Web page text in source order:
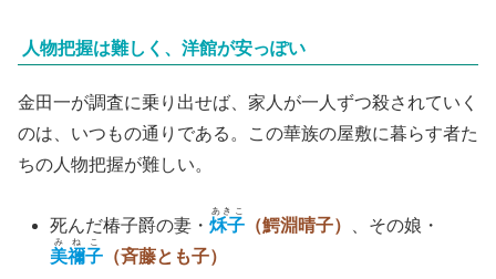
人物把握は難しく、洋館が安っぽい
金田一が調査に乗り出せば、家人が一人ずつ殺されていく
のは、いつもの通りである。この華族の屋敷に暮らす者た
ちの人物把握が難しい。
死んだ椿子爵の妻・秌子
あきこ
（鰐淵晴子）
、その娘・
美禰子
みねこ
（斉藤とも子）